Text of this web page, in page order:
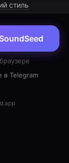
стиль
в Telegram